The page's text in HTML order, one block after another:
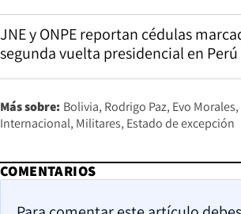
JNE y ONPE reportan cédulas
segunda vuelta presidencial en Perú
Más sobre: Bolivia Rodrigo Paz Evo Morales
Internacional Militares Estado de excepción
COMENTARIOS